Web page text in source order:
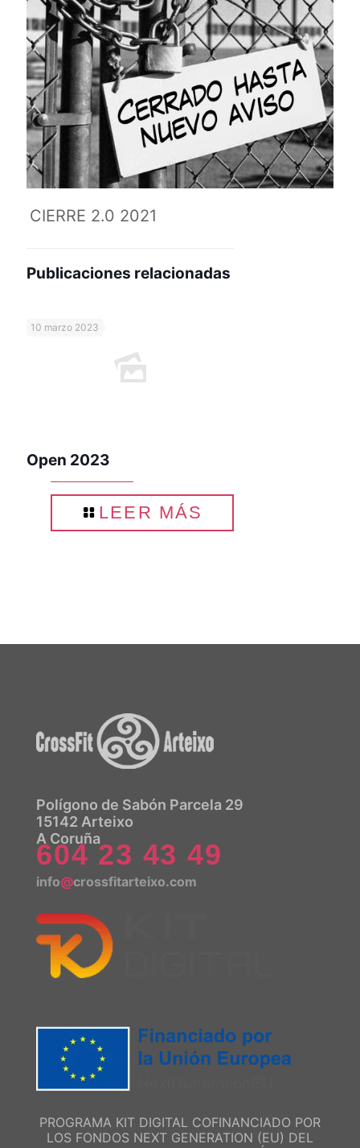
CIERRE 2.0 2021
Publicaciones relacionadas
10 marzo 2023
Open 2023
LEER MÁS
Polígono de Sabón Parcela 29
15142 Arteixo
A Coruña
604 23 43 49
info@crossfitarteixo.com
PROGRAMA KIT DIGITAL COFINANCIADO POR
LOS FONDOS NEXT GENERATION (EU) DEL